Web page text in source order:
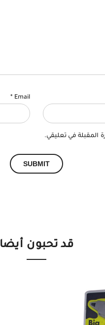
Email
*
المقبلة في تعليقي.
قد تحبون أيضا